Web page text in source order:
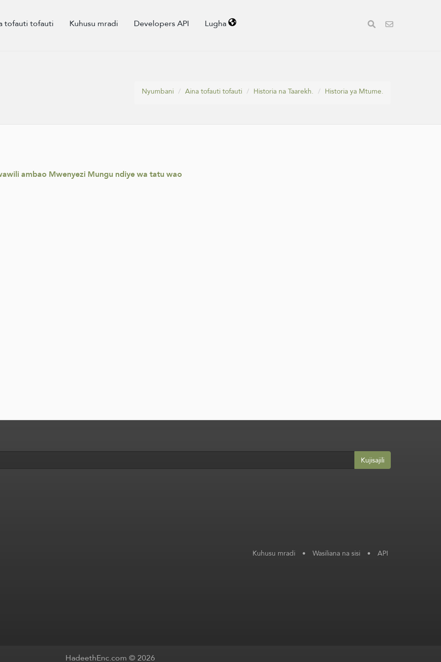
tofauti tofauti Kuhusu mradi Developers API Lugha
Nyumbani
Aina tofauti tofauti Historia na Taarekh. Historia ya Mtume.
ambao Mwenyezi Mungu ndiye wa tatu wao
Kujisajili
Kuhusu mradi • Wasiliana na sisi • API
HadeethEnc.com © 2026